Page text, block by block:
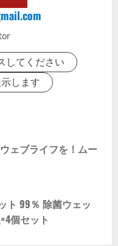
してください
します
ェブライフを！ムー
ト 99％ 除菌ウェッ
個セット